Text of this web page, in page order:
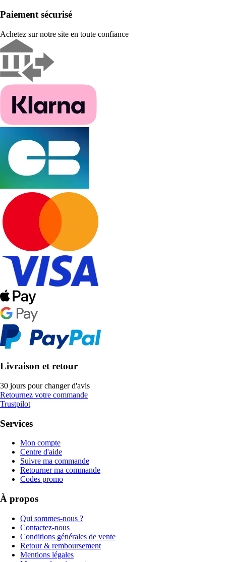
Paiement sécurisé
Achetez sur notre site en toute confiance
Livraison et retour
30 jours pour changer d'avis
Retournez votre commande
Trustpilot
Services
Mon compte
Centre d'aide
Suivre ma commande
Retourner ma commande
Codes promo
À propos
Qui sommes-nous ?
Contactez-nous
Conditions générales de vente
Retour & remboursement
Mentions légales